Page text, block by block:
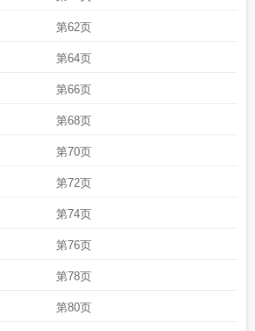
第62页
第64页
第66页
第68页
第70页
第72页
第74页
第76页
第78页
第80页